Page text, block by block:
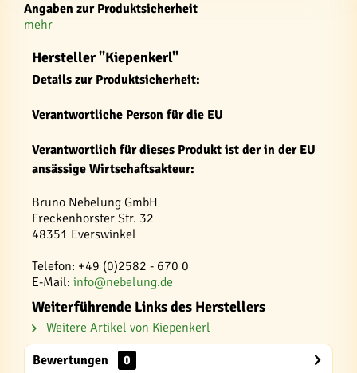
Angaben zur Produktsicherheit
mehr
Hersteller "Kiepenkerl"
Details zur Produktsicherheit:
Verantwortliche Person für die EU
Verantwortlich für dieses Produkt ist der in der EU
ansässige Wirtschaftsakteur:
Bruno Nebelung GmbH
Freckenhorster Str. 32
48351 Everswinkel
Telefon: +49 (0)2582 - 670 0
E-Mail: info@nebelung.de
Weiterführende Links des Herstellers
Weitere Artikel von Kiepenkerl
Bewertungen
0